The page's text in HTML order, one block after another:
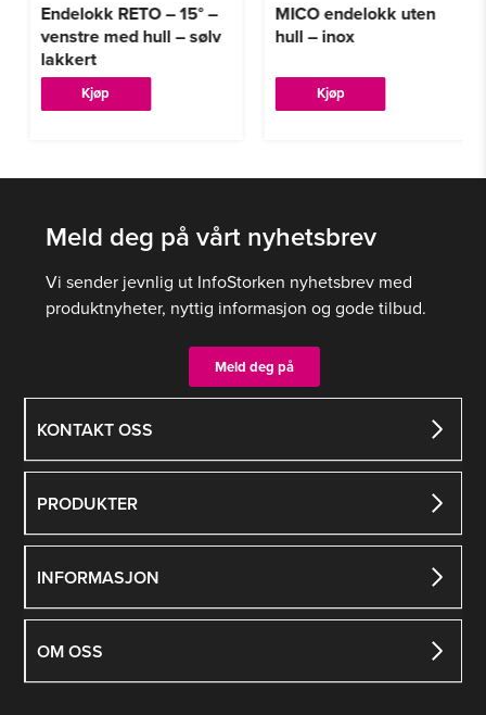
Endelokk RETO – 15° –
venstre med hull – sølv
lakkert
Kjøp
MICO endelokk uten
hull – inox
Kjøp
KONTAKT OSS
PRODUKTER
INFORMASJON
OM OSS
Meld deg på vårt nyhetsbrev
Vi sender jevnlig ut InfoStorken nyhetsbrev med
produktnyheter, nyttig informasjon og gode tilbud.
Meld deg på